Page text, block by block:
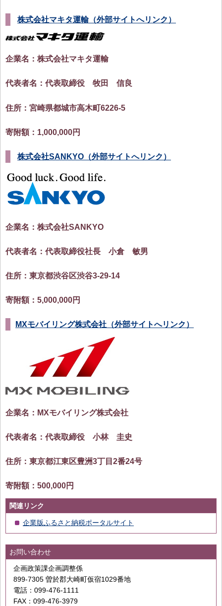
株式会社マキタ運輸（外部サイトへリンク）
企業名：株式会社マキタ運輸
代表者名：代表取締役 牧田 信良
住所：宮崎県都城市高木町6226-5
寄附額：1,000,000円
株式会社SANKYO（外部サイトへリンク）
企業名：株式会社SANKYO
代表者名：代表取締役社長 小倉 敏男
住所：東京都渋谷区渋谷3-29-14
寄附額：5,000,000円
MXモバイリング株式会社（外部サイトへリンク）
企業名：MXモバイリング株式会社
代表者名：代表取締役 小林 圭史
住所：東京都江東区豊洲3丁目2番24号
寄附額：500,000円
関連リンク
企業版ふるさと納税ポータルサイト
お問い合わせ
企画政策課企画調整係
899-7305 曽於郡大崎町仮宿1029番地
電話：099-476-1111
FAX：099-476-3979